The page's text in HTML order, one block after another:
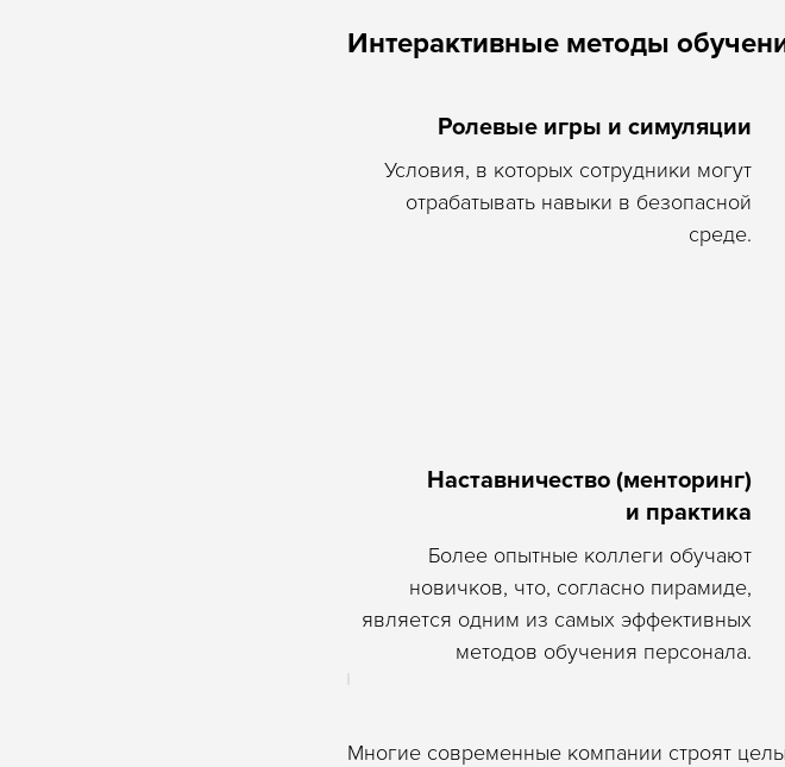
Интерактивные методы
Ролевые игры и симуляции
Условия, в которых сотрудники могут
отрабатывать навыки в безопасной
среде.
Наставничество (менторинг)
и практика
Более опытные коллеги обучают
новичков, что, согласно пирамиде,
является одним из самых эффективных
методов обучения персонала.
Многие современные компании строят